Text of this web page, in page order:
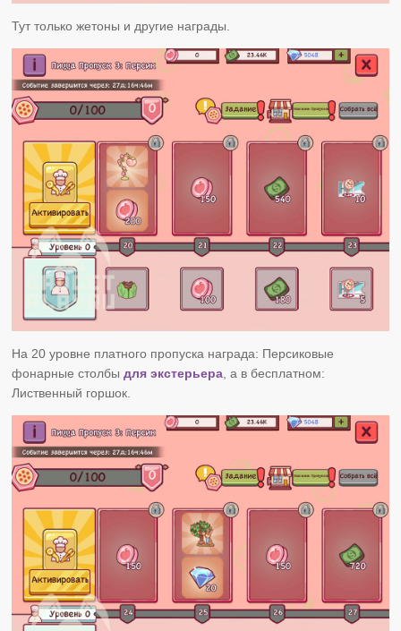
Тут только жетоны и другие награды.
На 20 уровне платного пропуска награда: Персиковые
фонарные столбыдля экстерьера , а в бесплатном:
Лиственный горшок.